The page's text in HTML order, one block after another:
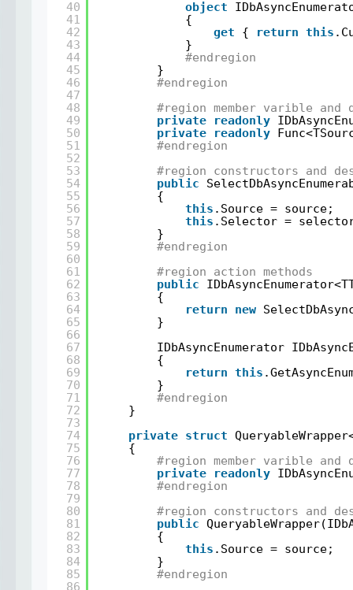
40
41
42
43
44
45
46
47
48
49
50
51
52
53
54
55
56
57
58
59
60
61
62
63
64
65
66
67
68
69
70
71
72
73
74
75
76
77
78
79
80
81
82
83
84
85
86
object
{
get
{ return this
}
#endregion
}
#endregion
#region member varible
private
readonly
private
readonly
#endregion
#region constructors and
public
{
this .Source = source;
this .Selector =
}
#endregion
#region action methods
public
{
return
new
}
IDbAsyncEnumerator
{
return this
}
#endregion
}
private
struct
{
#region member varible
private
readonly
#endregion
#region constructors and
public
{
this .Source = source;
}
#endregion